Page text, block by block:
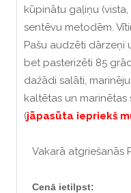
kūpinātu gaļiņu
sentēvu metodēm.
Pašu audzēti dārzeņi
bet pasterizēti 85
dažādi salāti,
kaltētas un marinētas
(jāpasūta iepriekš
Vakarā atgriešanās
Cenā ietilpst: